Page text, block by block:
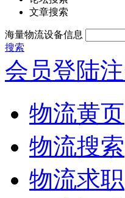
文章搜索
海量物流设备信息
搜索
会员登陆
物流黄页
物流搜索
物流求职